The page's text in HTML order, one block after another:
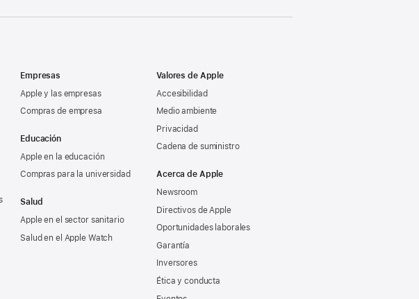
Empresas
Apple y las empresas
Compras de empresa
Educación
Apple en la educación
Compras para la universidad
Salud
Apple en el sector sanitario
Salud en el Apple Watch
Valores de Apple
Accesibilidad
Medio ambiente
Privacidad
Cadena de suministro
Acerca de Apple
Newsroom
Directivos de Apple
Oportunidades laborales
Garantía
Inversores
Ética y conducta